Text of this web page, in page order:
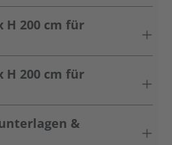
H 200 cm für
H 200 cm für
&